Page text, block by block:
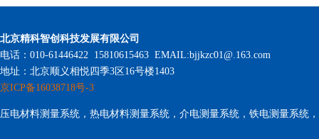
北京精科智创科技发展有限公司
电话：010-61446422 15810615463 EMAIL:bjjkzc01@.163.com
地址：北京顺义相悦四季3区16号楼1403
京ICP备16038718号-3
压电材料测量系统，热电材料测量系统，介电测量系统，铁电测量系统